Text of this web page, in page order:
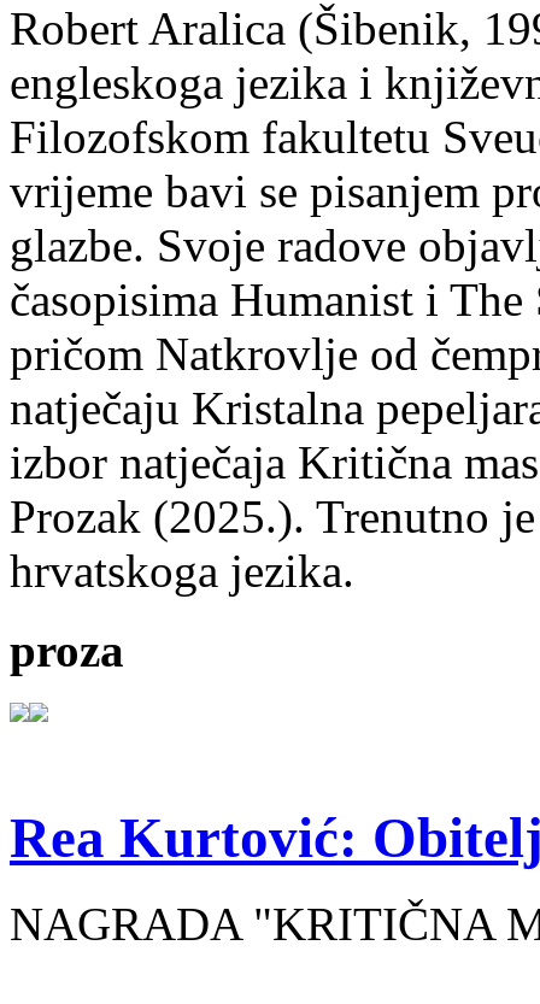
Robert Aralica (Šibenik,
engleskoga jezika i
Filozofskom fakultetu
vrijeme bavi se pisanjem
glazbe. Svoje radove
časopisima Humanist i
pričom Natkrovlje od
natječaju Kristalna
izbor natječaja Kritična
Prozak (2025.). Trenutno
hrvatskoga jezika.
proza
Rea Kurtović:
NAGRADA "KRITIČNA